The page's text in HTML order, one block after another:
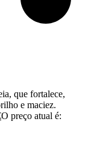
que fortalece,
e maciez.
O preço atual é: